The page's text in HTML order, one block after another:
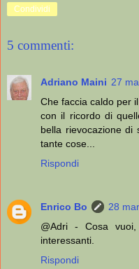
Condividi
5 commenti:
Adriano Maini 27
Che faccia caldo per
con il ricordo di
bella rievocazione
tante cose...
Rispondi
Enrico Bo
28
@Adri - Cosa
interessanti.
Rispondi